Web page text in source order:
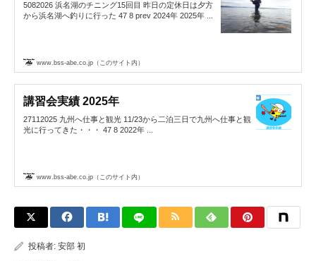
5082026 浜名湖のチニング15回目 昨日の定休日は夕方
から浜名湖へ釣りに行った 47 8 prev 2024年 2025年 ...
www.bss-abe.co.jp（このサイト内）
講習会実績 2025年
27112025 九州へ仕事と観光 11/23から二泊三日で九州へ仕事と観
光に行ってきた・・・ 47 8 2022年 ...
www.bss-abe.co.jp（このサイト内）
投稿者: 安部 初